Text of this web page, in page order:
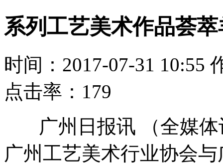
系列工艺美术作品荟
时间：2017-07-31 10:55
点击率：179
广州日报讯 （全媒体
广州工艺美术行业协会